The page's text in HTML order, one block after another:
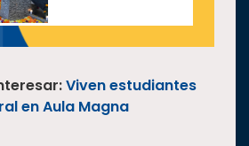
Viven estudiantes
en Aula Magna